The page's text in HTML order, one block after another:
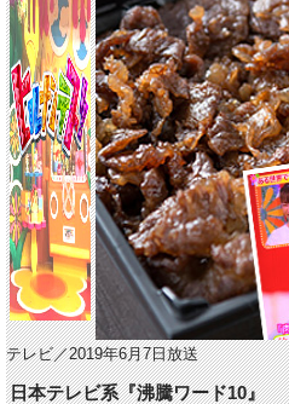
テレビ／2019年6月7日放送
日本テレビ系『沸騰ワード10』